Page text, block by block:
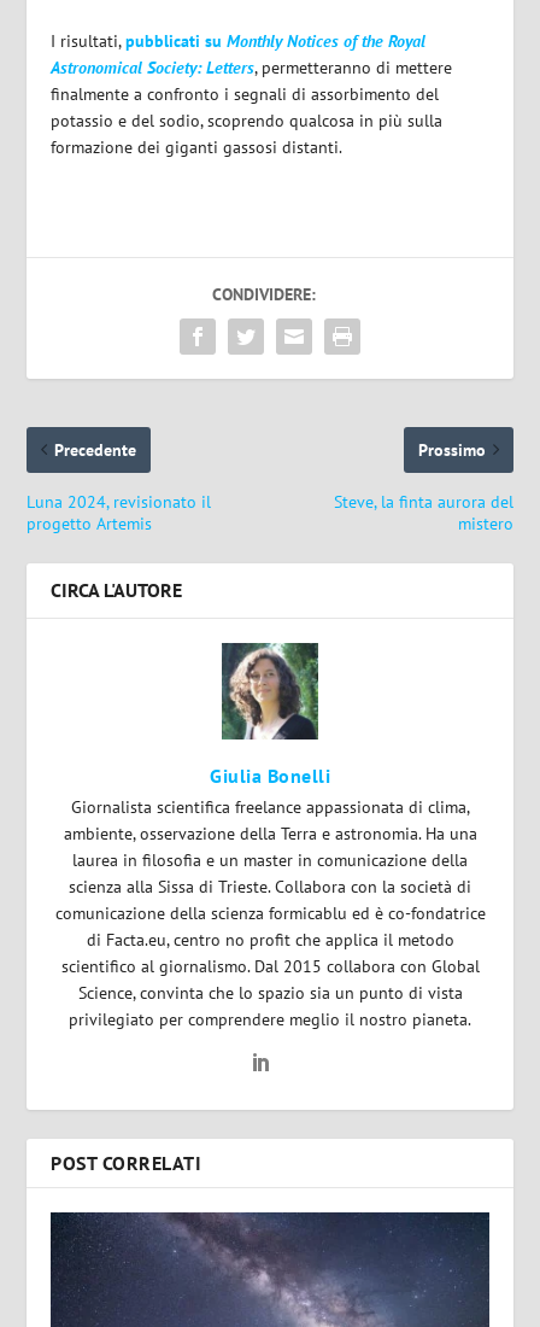
I risultati,pubblicati suMonthly Notices of the Royal
Astronomical Society: Letters, permetteranno di mettere
finalmente a confronto i segnali di assorbimento del
potassio e del sodio, scoprendo qualcosa in più sulla
formazione dei giganti gassosi distanti.
CONDIVIDERE:
Precedente
Luna 2024, revisionato il
progetto Artemis
Prossimo
Steve, la finta aurora del
mistero
CIRCA L'AUTORE
Giulia Bonelli
Giornalista scientifica freelance appassionata di clima,
ambiente, osservazione della Terra e astronomia. Ha una
laurea in filosofia e un master in comunicazione della
scienza alla Sissa di Trieste. Collabora con la società di
comunicazione della scienza formicablu ed è co-fondatrice
di Facta.eu, centro no profit che applica il metodo
scientifico al giornalismo. Dal 2015 collabora con Global
Science, convinta che lo spazio sia un punto di vista
privilegiato per comprendere meglio il nostro pianeta.
POST CORRELATI